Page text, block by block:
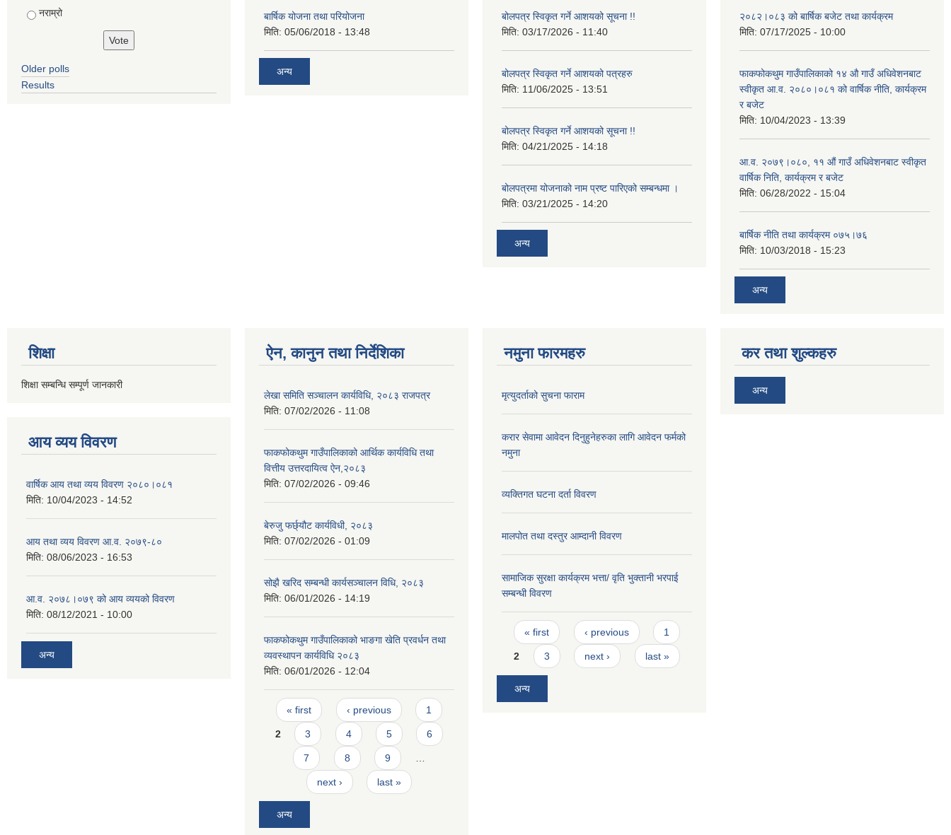
नराम्रो
Older polls
Results
बार्षिक योजना तथा परियोजना
मिति: 05/06/2018 - 13:48
अन्य
बोलपत्र स्विकृत गर्ने आशयको सूचना !!
मिति: 03/17/2026 - 11:40
बोलपत्र स्विकृत गर्ने आशयको पत्रहरु
मिति: 11/06/2025 - 13:51
बोलपत्र स्विकृत गर्ने आशयको सूचना !!
मिति: 04/21/2025 - 14:18
बोलपत्रमा योजनाको नाम प्रष्ट पारिएको सम्बन्धमा ।
मिति: 03/21/2025 - 14:20
अन्य
२०८२।०८३ को बार्षिक बजेट तथा कार्यक्रम
मिति: 07/17/2025 - 10:00
फाकफोकथुम गाउँपालिकाको १४ औ गाउँ अधिवेशनबाट
स्वीकृत आ.व. २०८०।०८१ को वार्षिक नीति, कार्यक्रम
र बजेट
मिति: 10/04/2023 - 13:39
आ.व. २०७९।०८०, ११ औं गाउँ अधिवेशनबाट स्वीकृत
वार्षिक निति, कार्यक्रम र बजेट
मिति: 06/28/2022 - 15:04
बार्षिक नीति तथा कार्यक्रम ०७५।७६
मिति: 10/03/2018 - 15:23
अन्य
शिक्षा
शिक्षा सम्बन्धि सम्पूर्ण जानकारी
आय व्यय विवरण
वार्षिक आय तथा व्यय विवरण २०८०।०८१
मिति: 10/04/2023 - 14:52
आय तथा व्यय विवरण आ.व. २०७९-८०
मिति: 08/06/2023 - 16:53
आ.व. २०७८।०७९ को आय व्ययको विवरण
मिति: 08/12/2021 - 10:00
अन्य
ऐन, कानुन तथा निर्देशिका
लेखा समिति सञ्चालन कार्यविधि, २०८३ राजपत्र
मिति: 07/02/2026 - 11:08
फाकफोकथुम गाउँपालिकाको आर्थिक कार्यविधि तथा
वित्तीय उत्तरदायित्व ऐन,२०८३
मिति: 07/02/2026 - 09:46
बेरुजु फर्छ्यौट कार्यविधी, २०८३
मिति: 07/02/2026 - 01:09
सोझै खरिद सम्बन्धी कार्यसञ्चालन विधि, २०८३
मिति: 06/01/2026 - 14:19
फाकफोकथुम गाउँपालिकाको भाङगा खेति प्रवर्धन तथा
व्यवस्थापन कार्यविधि २०८३
मिति: 06/01/2026 - 12:04
Pages
« first ‹ previous 1
2 3 4 5 6
7 8 9
next › last »
अन्य
नमुना फारमहरु
मृत्युदर्ताको सुचना फाराम
करार सेवामा आवेदन दिनुहुनेहरुका लागि आवेदन फर्मको
नमुना
व्यक्तिगत घटना दर्ता विवरण
मालपोत तथा दस्तुर आम्दानी विवरण
सामाजिक सुरक्षा कार्यक्रम भत्ता/ वृति भुक्तानी भरपाई
सम्बन्धी विवरण
Pages
« first ‹ previous 1
2 3 next › last »
अन्य
कर तथा शुल्कहरु
अन्य